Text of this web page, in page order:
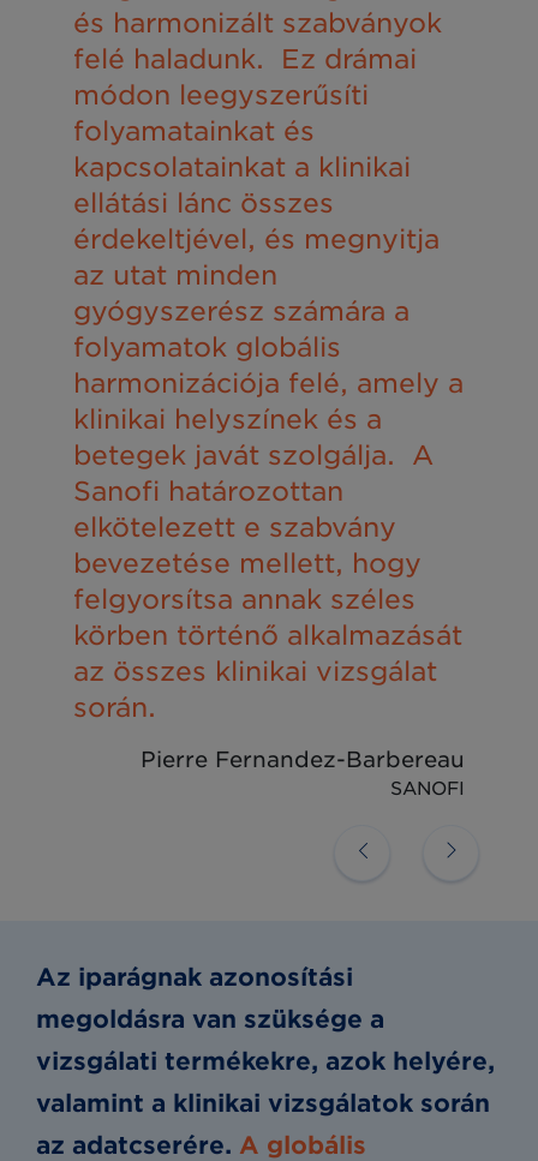
és harmonizált szabványok
felé haladunk. ​ Ez drámai
módon leegyszerűsíti
folyamatainkat és
kapcsolatainkat a klinikai
ellátási lánc összes
érdekeltjével, és megnyitja
az utat minden
gyógyszerész számára a
folyamatok globális
harmonizációja felé, amely a
klinikai helyszínek és a
betegek javát szolgálja. ​ A
Sanofi határozottan
elkötelezett e szabvány
bevezetése mellett, hogy
felgyorsítsa annak széles
körben történő alkalmazását
az összes klinikai vizsgálat
során.
Pierre Fernandez-Barbereau
SANOFI
Az iparágnak azonosítási
megoldásra van szüksége a
vizsgálati termékekre, azok helyére,
valamint a klinikai vizsgálatok során
az adatcserére. A globális